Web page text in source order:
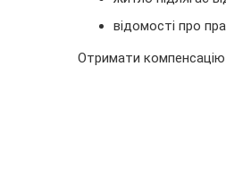
відомості про
Отримати